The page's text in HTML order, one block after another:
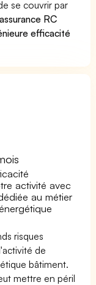
se couvrir par
assurance RC
efficacité
activité avec
au métier
risques
de
bâtiment.
mettre en péril